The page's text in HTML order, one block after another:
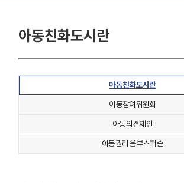
아동친화도시란
아동친화도시란
아동참여위원회
아동의견제안
아동권리 옴부스퍼슨